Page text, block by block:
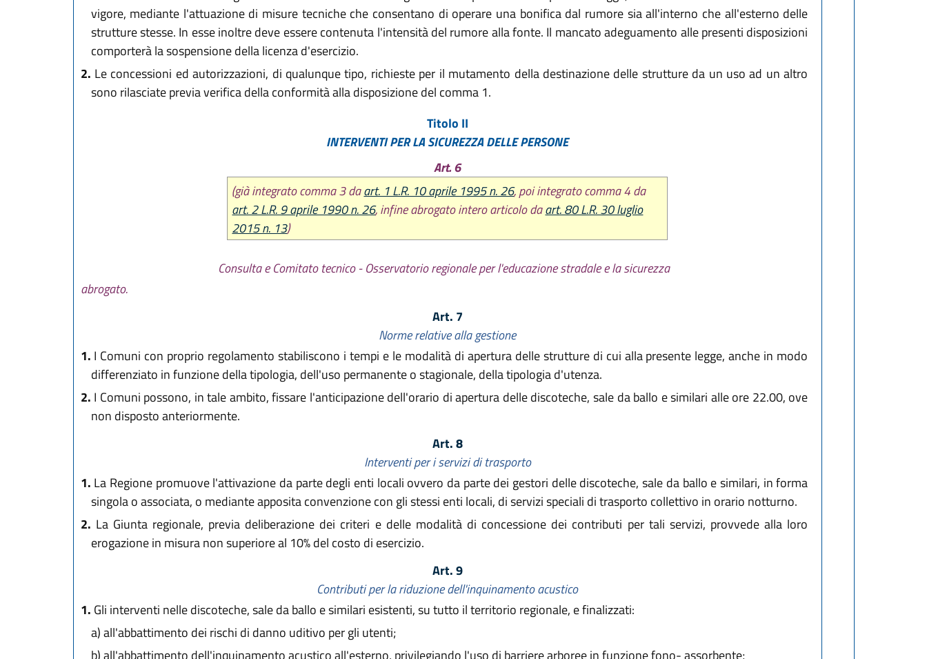
vigore, mediante l'attuazione di misure tecniche che consentano di operare una bonifica dal rumore sia all'interno che all'esterno delle
strutture stesse. In esse inoltre deve essere contenuta l'intensità del rumore alla fonte. Il mancato adeguamento alle presenti disposizioni
comporterà la sospensione della licenza d'esercizio.
2. Le concessioni ed autorizzazioni, di qualunque tipo, richieste per il mutamento della destinazione delle strutture da un uso ad un altro
sono rilasciate previa verifica della conformità alla disposizione del comma 1.
Titolo II
INTERVENTI PER LA SICUREZZA DELLE PERSONE
Art. 6
(già integrato comma 3 daart. 1 L.R. 10 aprile 1995 n. 26, poi integrato comma 4 da
art. 2 L.R. 9 aprile 1990 n. 26, infine abrogato intero articolo daart. 80 L.R. 30 luglio
2015 n. 13)
Consulta e Comitato tecnico - Osservatorio regionale per l'educazione stradale e la sicurezza
abrogato.
Art. 7
Norme relative alla gestione
1. I Comuni con proprio regolamento stabiliscono i tempi e le modalità di apertura delle strutture di cui alla presente legge, anche in modo
differenziato in funzione della tipologia, dell'uso permanente o stagionale, della tipologia d'utenza.
2. I Comuni possono, in tale ambito, fissare l'anticipazione dell'orario di apertura delle discoteche, sale da ballo e similari alle ore 22.00, ove
non disposto anteriormente.
Art. 8
Interventi per i servizi di trasporto
1. La Regione promuove l'attivazione da parte degli enti locali ovvero da parte dei gestori delle discoteche, sale da ballo e similari, in forma
singola o associata, o mediante apposita convenzione con gli stessi enti locali, di servizi speciali di trasporto collettivo in orario notturno.
2. La Giunta regionale, previa deliberazione dei criteri e delle modalità di concessione dei contributi per tali servizi, provvede alla loro
erogazione in misura non superiore al 10% del costo di esercizio.
Art. 9
Contributi per la riduzione dell'inquinamento acustico
1. Gli interventi nelle discoteche, sale da ballo e similari esistenti, su tutto il territorio regionale, e finalizzati:
a)all'abbattimento dei rischi di danno uditivo per gli utenti;
b)all'abbattimento dell'inquinamento acustico all'esterno, privilegiando l'uso di barriere arboree in funzione fono- assorbente;